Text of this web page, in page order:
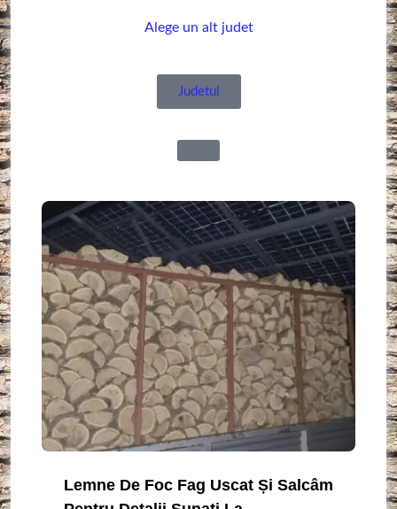
Alege un alt judet
Judetul
Lemne De Foc Fag Uscat Și Salcâm